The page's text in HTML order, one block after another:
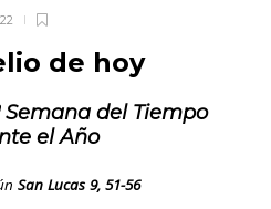
de hoy
Semana del Tiempo
el Año
San Lucas 9, 51-56